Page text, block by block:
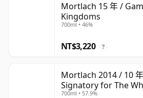
Mortlach 15 年 /
Kingdoms
700ml • 46%
NT$3,220 ?
Mortlach 2014 / 10
Signatory for The
700ml • 57.9%